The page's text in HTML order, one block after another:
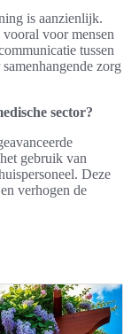
is aanzienlijk.
voor mensen
tussen
zorg
sector?
gebruik van
Deze
verhogen de